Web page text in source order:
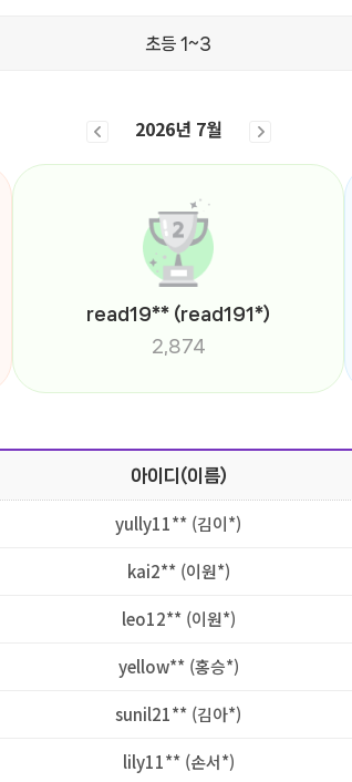
초등 1~3
2026년 7월
read19** (read191*)
2,874
아이디(이름)
yully11** (김이*)
kai2** (이원*)
leo12** (이원*)
yellow** (홍승*)
sunil21** (김아*)
lily11** (손서*)